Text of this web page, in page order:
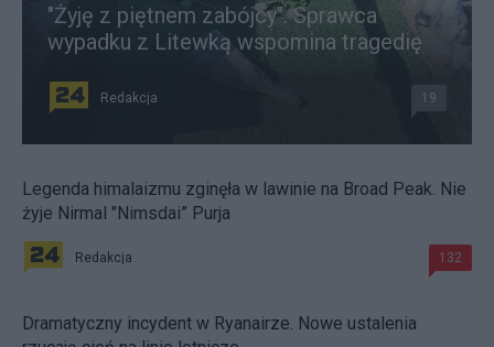
"Żyję z piętnem zabójcy". Sprawca
wypadku z Litewką wspomina tragedię
Redakcja 19
Legenda himalaizmu zginęła w lawinie na Broad Peak. Nie
żyje Nirmal "Nimsdai” Purja
Redakcja 132
Dramatyczny incydent w Ryanairze. Nowe ustalenia